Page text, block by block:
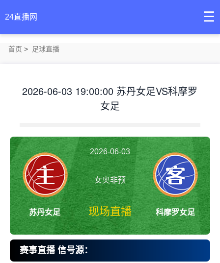
24直播网 ☰
首页 > 足球直播
2026-06-03 19:00:00 苏丹女足VS科摩罗
女足
苏丹女足
2026-06-03
19:00:00
女奥非预
现场直播 科摩罗女足
赛事直播 信号源：